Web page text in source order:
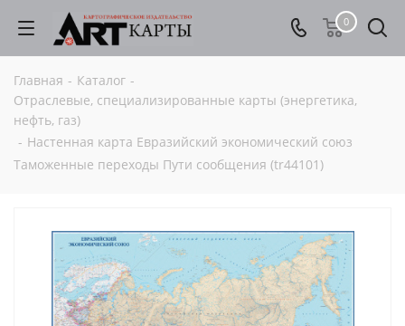
0
Главная - Каталог -
Отраслевые, специализированные карты (энергетика,
нефть, газ)
- Настенная карта Евразийский экономический союз
Таможенные переходы Пути сообщения (tr44101)